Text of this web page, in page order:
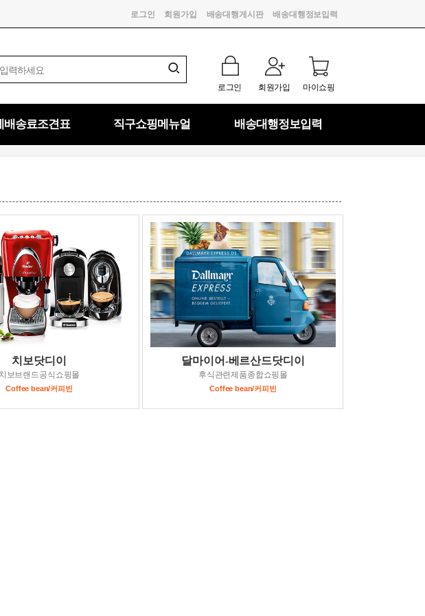
로그인 회원가입 배송대행게시판 배송대행정보입력
로그인 회원가입 마이쇼핑
배송료조견표 직구쇼핑메뉴얼 배송대행정보입력
치보닷디이
치보브랜드공식쇼핑몰
Coffee bean/커피빈
달마이어-베르산드닷디이
후식관련제품종합쇼핑몰
Coffee bean/커피빈